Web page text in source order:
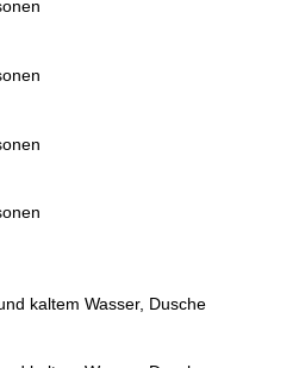
kaltem Wasser, Dusche